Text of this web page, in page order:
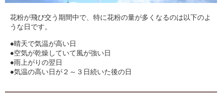
花粉が飛び交う期間中で、特に花粉の量が多くなるのは以下のよ
うな日です。
●晴天で気温が高い日
●空気が乾燥していて風が強い日
●雨上がりの翌日
●気温の高い日が２～３日続いた後の日